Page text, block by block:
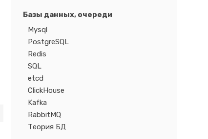
Базы данных, очереди
Mysql
PostgreSQL
Redis
SQL
etcd
ClickHouse
Kafka
RabbitMQ
Теория БД